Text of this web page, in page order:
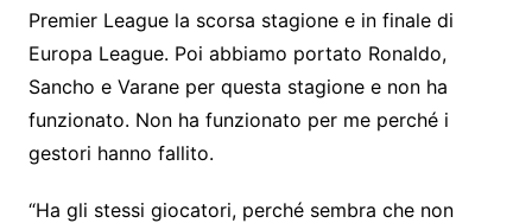
Premier League la scorsa stagione e in finale di
Europa League. Poi abbiamo portato Ronaldo,
Sancho e Varane per questa stagione e non ha
funzionato. Non ha funzionato per me perché i
gestori hanno fallito.
“Ha gli stessi giocatori, perché sembra che non